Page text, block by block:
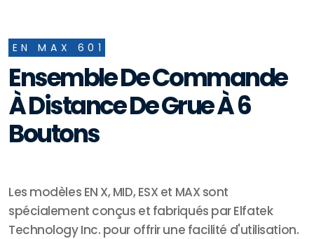
EN MAX 601
Ensemble De Commande
À Distance De Grue À 6
Boutons
Les modèles EN X, MID, ESX et MAX sont
spécialement conçus et fabriqués par Elfatek
Technology Inc. pour offrir une facilité d'utilisation.